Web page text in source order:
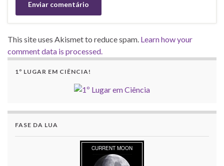
This site uses Akismet to reduce spam. Learn how your
comment data is processed.
1º LUGAR EM CIÊNCIA!
FASE DA LUA